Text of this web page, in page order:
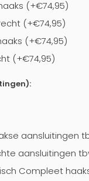
(+€74,95)
(+€74,95)
(+€74,95)
(+€74,95)
aansluitingen
aansluitingen
Compleet